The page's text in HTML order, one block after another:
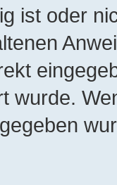
ist oder
wurde.